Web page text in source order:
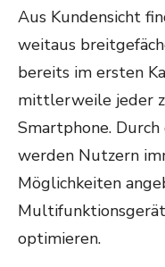
Aus Kundensicht
weitaus
bereits im ersten
mittlerweile jeder
Smartphone.
werden Nutzern
Möglichkeiten
optimieren.